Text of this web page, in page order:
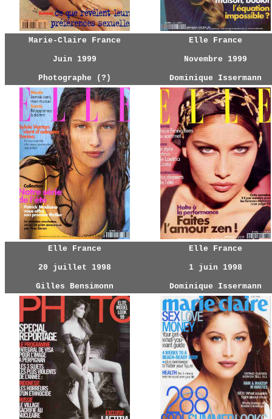
Marie-Claire France
Juin 1999
Photographe (?)
Elle France
Novembre 1999
Dominique Issermann
Elle France
20 juillet 1998
Gilles Bensimonn
Elle France
1 juin 1998
Dominique Issermann